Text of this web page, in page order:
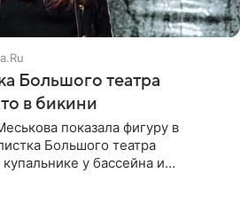
Большого театра
в бикини
показала фигуру в
Большого театра
у бассейна и